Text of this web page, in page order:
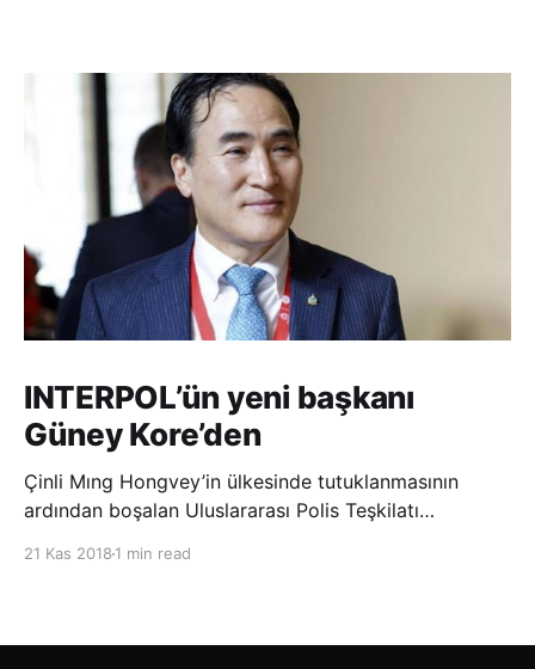
INTERPOL’ün yeni başkanı
Güney Kore’den
Çinli Mıng Hongvey’in ülkesinde tutuklanmasının
ardından boşalan Uluslararası Polis Teşkilatı
21 Kas 2018 1 min read